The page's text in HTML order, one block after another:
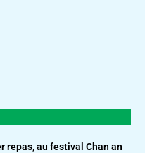
repas, au festival Chan an